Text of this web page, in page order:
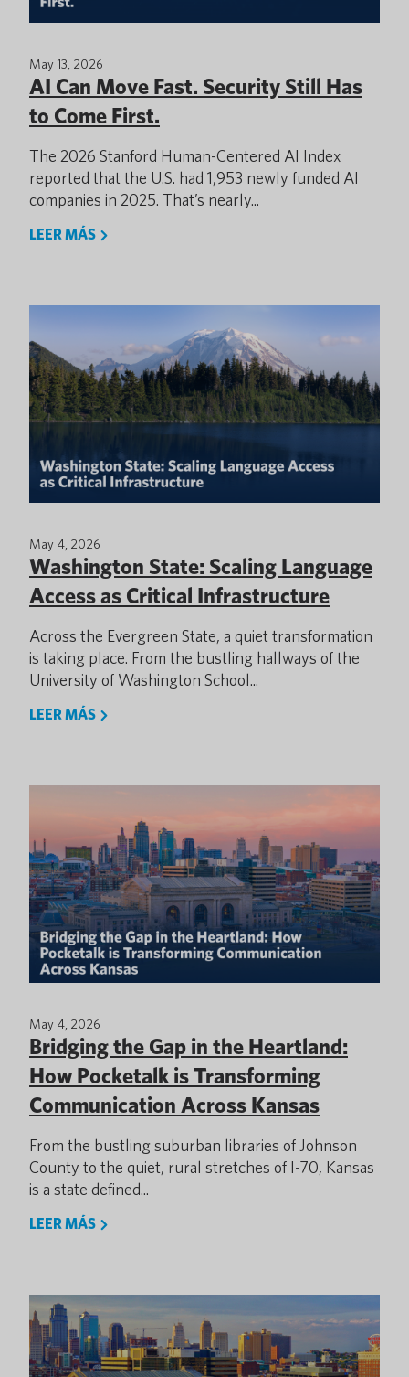
May 13, 2026
AI Can Move Fast. Security Still Has
to Come First.
The 2026 Stanford Human-Centered AI Index
reported that the U.S. had 1,953 newly funded AI
companies in 2025. That’s nearly...
LEER MÁS
May 4, 2026
Washington State: Scaling Language
Access as Critical Infrastructure
Across the Evergreen State, a quiet transformation
is taking place. From the bustling hallways of the
University of Washington School...
LEER MÁS
May 4, 2026
Bridging the Gap in the Heartland:
How Pocketalk is Transforming
Communication Across Kansas
From the bustling suburban libraries of Johnson
County to the quiet, rural stretches of I-70, Kansas
is a state defined...
LEER MÁS